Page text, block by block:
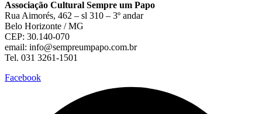
Associação Cultural Sempre um Papo
Rua Aimorés, 462 – sl 310 – 3º andar
Belo Horizonte / MG
CEP: 30.140-070
email: info@sempreumpapo.com.br
Tel. 031 3261-1501
Facebook